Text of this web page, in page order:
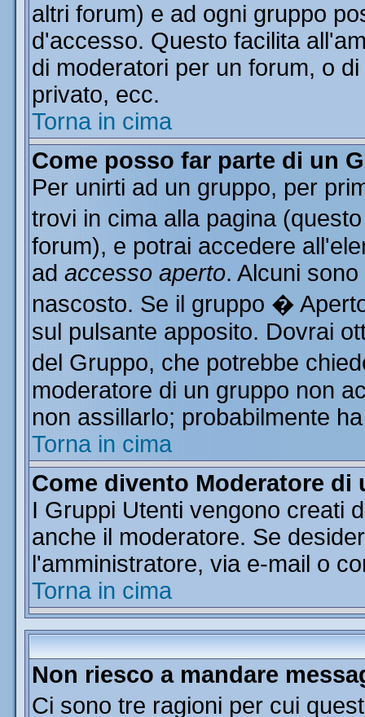
altri forum) e ad ogni gruppo
d'accesso. Questo facilita
di moderatori per un forum, o
privato, ecc.
Torna in cima
Come posso far parte di un
Per unirti ad un gruppo, per
trovi in cima alla pagina
forum), e potrai accedere
ad accesso aperto. Alcuni
nascosto. Se il gruppo �
sul pulsante apposito. Dovrai
del Gruppo, che potrebbe
moderatore di un gruppo non
non assillarlo; probabilmente
Torna in cima
Come divento Moderatore di
I Gruppi Utenti vengono creati
anche il moderatore. Se
l'amministratore, via e-mail o
Torna in cima
Non riesco a mandare
Ci sono tre ragioni per cui